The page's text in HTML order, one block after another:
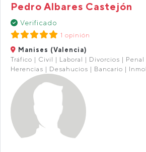
Pedro Albares Castejón
Verificado
1 opinión
Manises (Valencia)
Tráfico | Civil | Laboral | Divorcios |
Herencias | Desahucios | Bancario |